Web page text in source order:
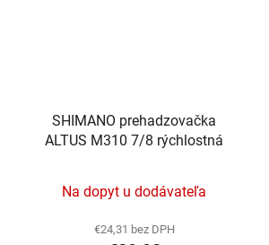
SHIMANO prehadzovačka
ALTUS M310 7/8 rýchlostná
Na dopyt u dodávateľa
€24,31 bez DPH